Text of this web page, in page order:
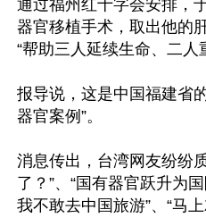
通过福州红十字会安排，
器官移植手术，取出他的
“帮助三人延续生命、二人
报导说，这是中国福建省
器官案例”。
消息传出，台湾网友纷纷
了？”、“国有器官跃升为
我不敢去中国旅游”、“马